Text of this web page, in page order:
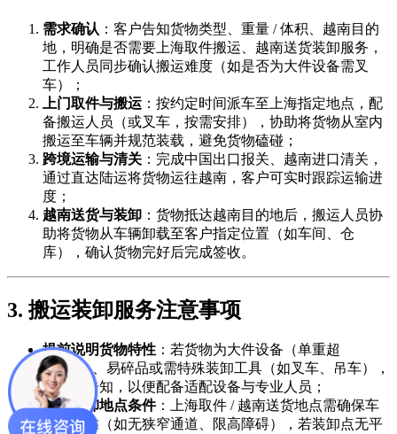
需求确认 ：客户告知货物类型、重量 / 体积、越南目的
地，明确是否需要上海取件搬运、越南送货装卸服务，
工作人员同步确认搬运难度（如是否为大件设备需叉
车）；
上门取件与搬运 ：按约定时间派车至上海指定地点，配
备搬运人员（或叉车，按需安排），协助将货物从室内
搬运至车辆并规范装载，避免货物磕碰；
跨境运输与清关 ：完成中国出口报关、越南进口清关，
通过直达陆运将货物运往越南，客户可实时跟踪运输进
度；
越南送货与装卸 ：货物抵达越南目的地后，搬运人员协
助将货物从车辆卸载至客户指定位置（如车间、仓
库），确认货物完好后完成签收。
3. 搬运装卸服务注意事项
提前说明货物特性 ：若货物为大件设备（单重超
500kg）、易碎品或需特殊装卸工具（如叉车、吊车），
需提前告知，以便配备适配设备与专业人员；
明确装卸地点条件：上海取件 / 越南送货地点需确保车
辆可停靠（如无狭窄通道、限高障碍），若装卸点无平